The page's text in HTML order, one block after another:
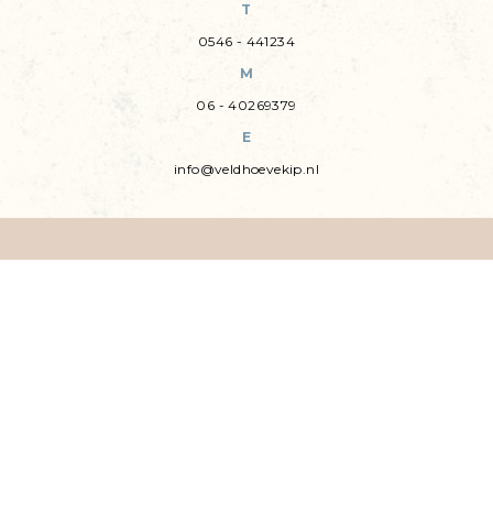
T
0546 - 441234
M
06 - 40269379
E
info@veldhoevekip.nl